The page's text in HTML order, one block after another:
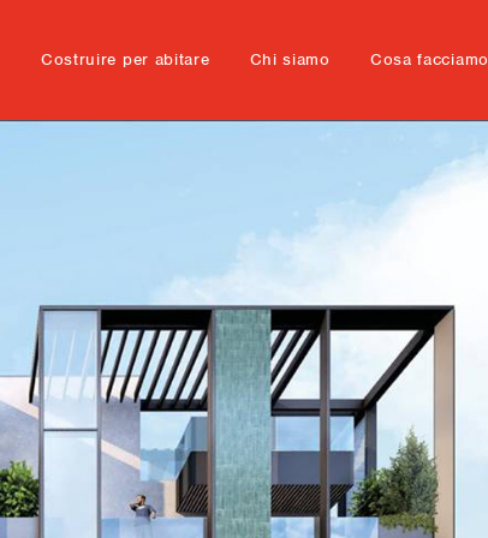
Costruire per abitare Chi siamo Cosa facciamo